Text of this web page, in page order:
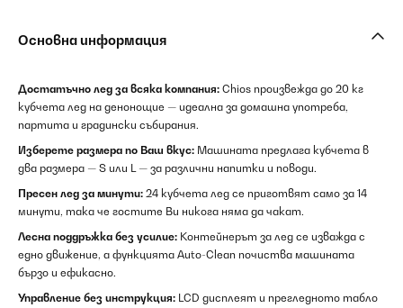
Основна информация
Достатъчно лед за всяка компания: Chios произвежда до 20 кг
кубчета лед на денонощие — идеална за домашна употреба,
партита и градински събирания.
Изберете размера по Ваш вкус: Машината предлага кубчета в
два размера — S или L — за различни напитки и поводи.
Пресен лед за минути: 24 кубчета лед се приготвят само за 14
минути, така че гостите Ви никога няма да чакат.
Лесна поддръжка без усилие: Контейнерът за лед се изважда с
едно движение, а функцията Auto-Clean почиства машината
бързо и ефикасно.
Управление без инструкция: LCD дисплеят и прегледното табло